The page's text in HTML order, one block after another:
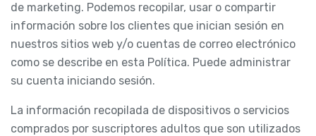
de marketing. Podemos recopilar, usar o compartir
información sobre los clientes que inician sesión en
nuestros sitios web y/o cuentas de correo electrónico
como se describe en esta Política. Puede administrar
su cuenta iniciando sesión.
La información recopilada de dispositivos o servicios
comprados por suscriptores adultos que son utilizados